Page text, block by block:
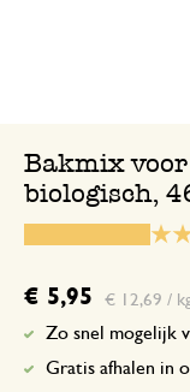
Bakmix
biologisch,
€ 5,95 € 12,69 /
Zo snel mogelijk
Gratis afhalen in